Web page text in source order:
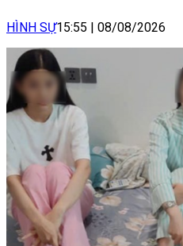
HÌNH SỰ15:55 | 08/08/2026